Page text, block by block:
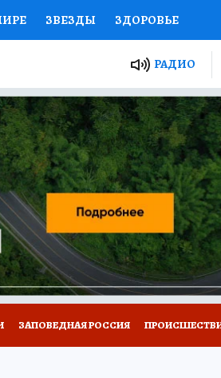
ЗВЕЗДЫ ЗДОРОВЬЕ
ПРОЕКТЫ РОССИИ
ЖЕНСКИЕ СЕКРЕТЫ
ДЕФИЦИТ ЖЕЛЕЗА ТУРИЗМ
У НАС ГИД ПОТРЕБИТЕЛЯ
РАДИО
ЗАПОВЕДНАЯ РОССИЯ